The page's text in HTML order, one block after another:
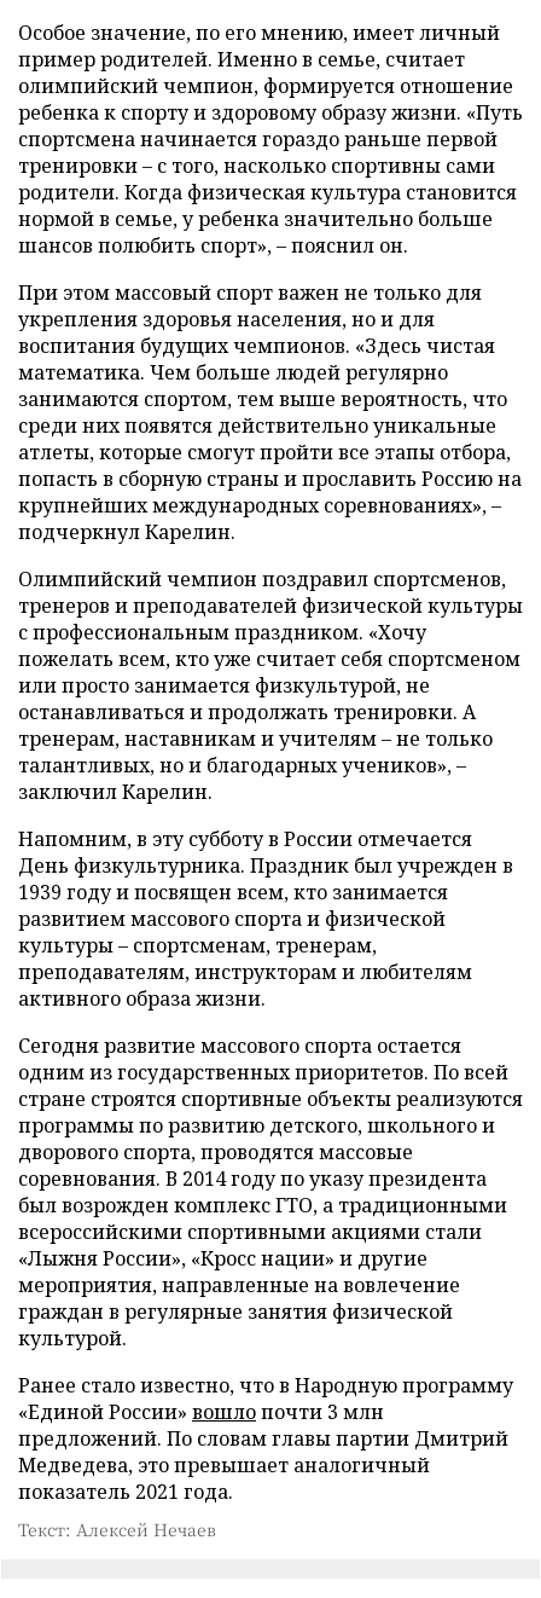
Особое значение, по его мнению, имеет личный
пример родителей. Именно в семье, считает
олимпийский чемпион, формируется отношение
ребенка к спорту и здоровому образу жизни. «Путь
спортсмена начинается гораздо раньше первой
тренировки – с того, насколько спортивны сами
родители. Когда физическая культура становится
нормой в семье, у ребенка значительно больше
шансов полюбить спорт», – пояснил он.
При этом массовый спорт важен не только для
укрепления здоровья населения, но и для
воспитания будущих чемпионов. «Здесь чистая
математика. Чем больше людей регулярно
занимаются спортом, тем выше вероятность, что
среди них появятся действительно уникальные
атлеты, которые смогут пройти все этапы отбора,
попасть в сборную страны и прославить Россию на
крупнейших международных соревнованиях», –
подчеркнул Карелин.
Олимпийский чемпион поздравил спортсменов,
тренеров и преподавателей физической культуры
с профессиональным праздником. «Хочу
пожелать всем, кто уже считает себя спортсменом
или просто занимается физкультурой, не
останавливаться и продолжать тренировки. А
тренерам, наставникам и учителям – не только
талантливых, но и благодарных учеников», –
заключил Карелин.
Напомним, в эту субботу в России отмечается
День физкультурника. Праздник был учрежден в
1939 году и посвящен всем, кто занимается
развитием массового спорта и физической
культуры – спортсменам, тренерам,
преподавателям, инструкторам и любителям
активного образа жизни.
Сегодня развитие массового спорта остается
одним из государственных приоритетов. По всей
стране строятся спортивные объекты реализуются
программы по развитию детского, школьного и
дворового спорта, проводятся массовые
соревнования. В 2014 году по указу президента
был возрожден комплекс ГТО, а традиционными
всероссийскими спортивными акциями стали
«Лыжня России», «Кросс нации» и другие
мероприятия, направленные на вовлечение
граждан в регулярные занятия физической
культурой.
Ранее стало известно, что в Народную программу
«Единой России» вошлопочти 3 млн
предложений. По словам главы партии Дмитрий
Медведева, это превышает аналогичный
показатель 2021 года.
Текст: Алексей Нечаев